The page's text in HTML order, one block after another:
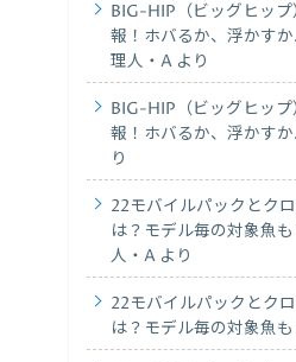
BIG-HIP（ビッグヒッ
報！ホバるか、浮かす
理人・A より
BIG-HIP（ビッグヒッ
報！ホバるか、浮かす
り
22モバイルパックとク
は？モデル毎の対象魚も
人・A より
22モバイルパックとク
は？モデル毎の対象魚も